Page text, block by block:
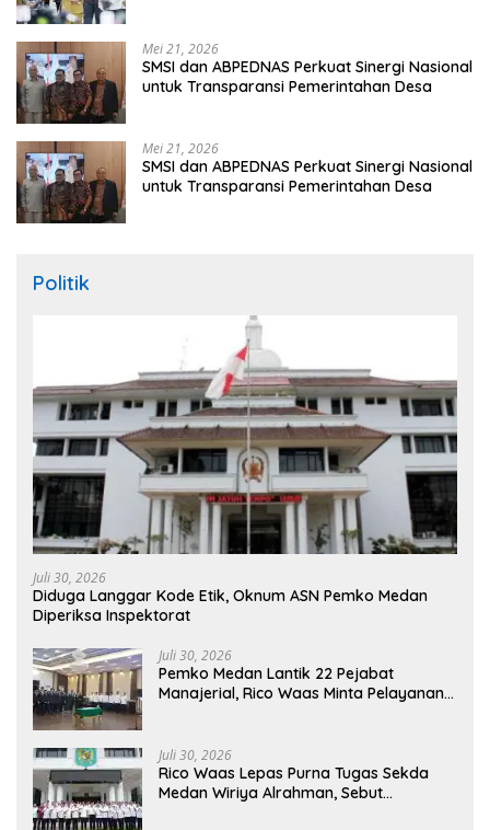
Mei 21, 2026
SMSI dan ABPEDNAS Perkuat Sinergi Nasional
untuk Transparansi Pemerintahan Desa
Mei 21, 2026
SMSI dan ABPEDNAS Perkuat Sinergi Nasional
untuk Transparansi Pemerintahan Desa
Politik
Juli 30, 2026
Diduga Langgar Kode Etik, Oknum ASN Pemko Medan
Diperiksa Inspektorat
Juli 30, 2026
Pemko Medan Lantik 22 Pejabat
Manajerial, Rico Waas Minta Pelayanan
Juli 30, 2026
Rico Waas Lepas Purna Tugas Sekda
Medan Wiriya Alrahman, Sebut